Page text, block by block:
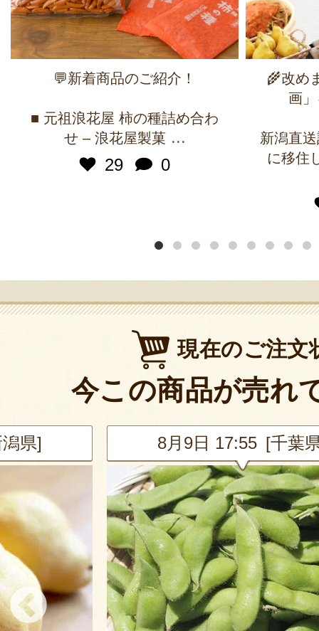
💬新着商品のご紹介！
■ 元祖浪花屋 柿の種詰め合わ
せ – 浪花屋製菓 ...
29
0
🌾改め
画
新潟直
に移住
現在のご注文
今この商品が売れ
県] 8月9日 17:55 [千葉